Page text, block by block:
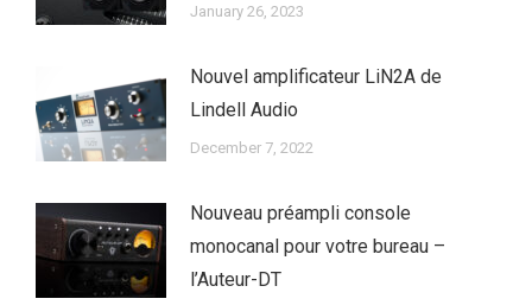
January 26, 2023
Nouvel amplificateur LiN2A de
Lindell Audio
December 7, 2022
Nouveau préampli console
monocanal pour votre bureau –
l’Auteur-DT